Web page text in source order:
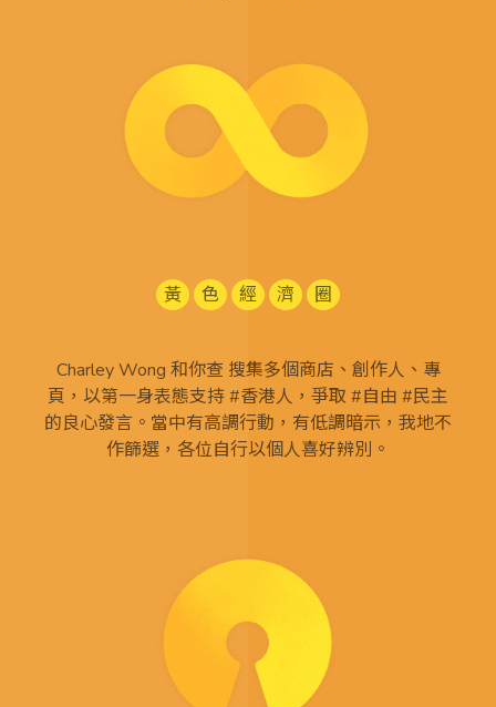
黃 色 經 濟 圈
Charley Wong 和你查 搜集多個商店、創作人、專
頁，以第一身表態支持 #香港人，爭取 #自由 #民主
的良心發言。當中有高調行動，有低調暗示，我地不
作篩選，各位自行以個人喜好辨別。